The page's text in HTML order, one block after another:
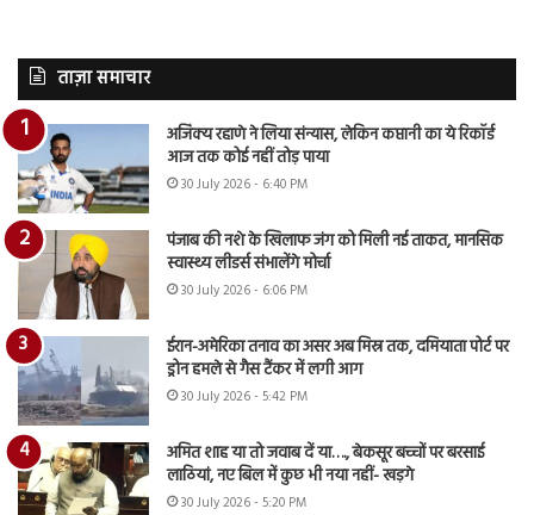
ताज़ा समाचार
अजिंक्य रहाणे ने लिया संन्यास, लेकिन कप्तानी का ये रिकॉर्ड
आज तक कोई नहीं तोड़ पाया
30 July 2026 - 6:40 PM
पंजाब की नशे के खिलाफ जंग को मिली नई ताकत, मानसिक
स्वास्थ्य लीडर्स संभालेंगे मोर्चा
30 July 2026 - 6:06 PM
ईरान-अमेरिका तनाव का असर अब मिस्र तक, दमियाता पोर्ट पर
ड्रोन हमले से गैस टैंकर में लगी आग
30 July 2026 - 5:42 PM
अमित शाह या तो जवाब दें या…., बेकसूर बच्चों पर बरसाई
लाठियां, नए बिल में कुछ भी नया नहीं- खड़गे
30 July 2026 - 5:20 PM